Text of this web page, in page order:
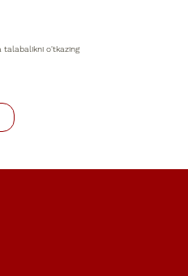
talabalikni o'tkazing